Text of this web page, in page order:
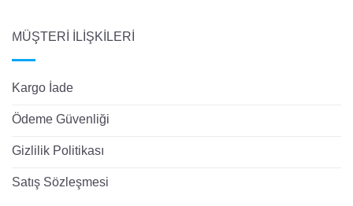
MÜŞTERİ İLİŞKİLERİ
Kargo İade
Ödeme Güvenliği
Gizlilik Politikası
Satış Sözleşmesi